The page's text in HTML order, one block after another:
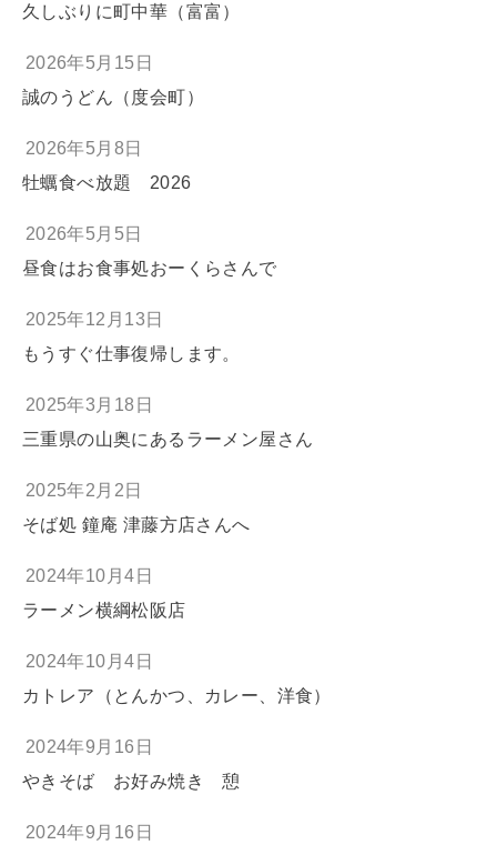
久しぶりに町中華（富富）
2026年5月15日
誠のうどん（度会町）
2026年5月8日
牡蠣食べ放題 2026
2026年5月5日
昼食はお食事処おーくらさんで
2025年12月13日
もうすぐ仕事復帰します。
2025年3月18日
三重県の山奥にあるラーメン屋さん
2025年2月2日
そば処 鐘庵 津藤方店さんへ
2024年10月4日
ラーメン横綱松阪店
2024年10月4日
カトレア（とんかつ、カレー、洋食）
2024年9月16日
やきそば お好み焼き 憩
2024年9月16日